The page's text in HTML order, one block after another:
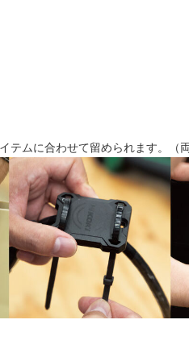
ムに合わせて留められます。（